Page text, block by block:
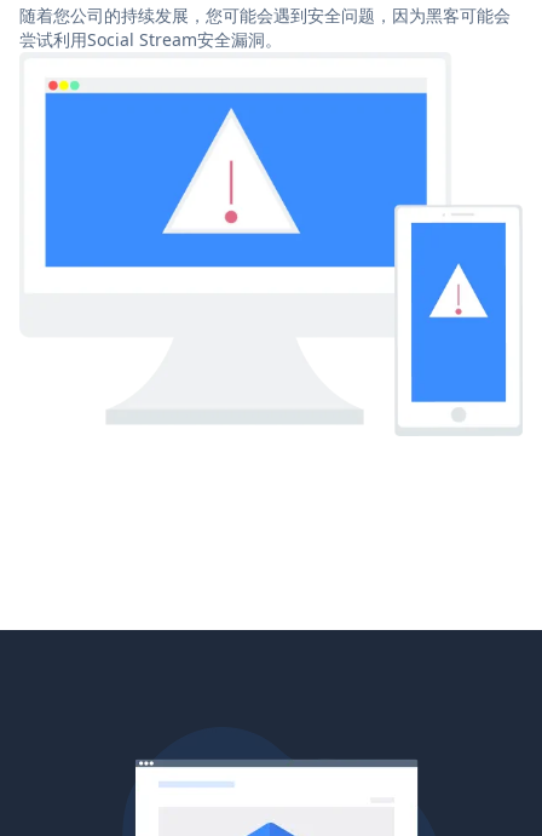
随着您公司的持续发展，您可能会遇到安全问题，因为黑客可能会
尝试利用Social Stream安全漏洞。